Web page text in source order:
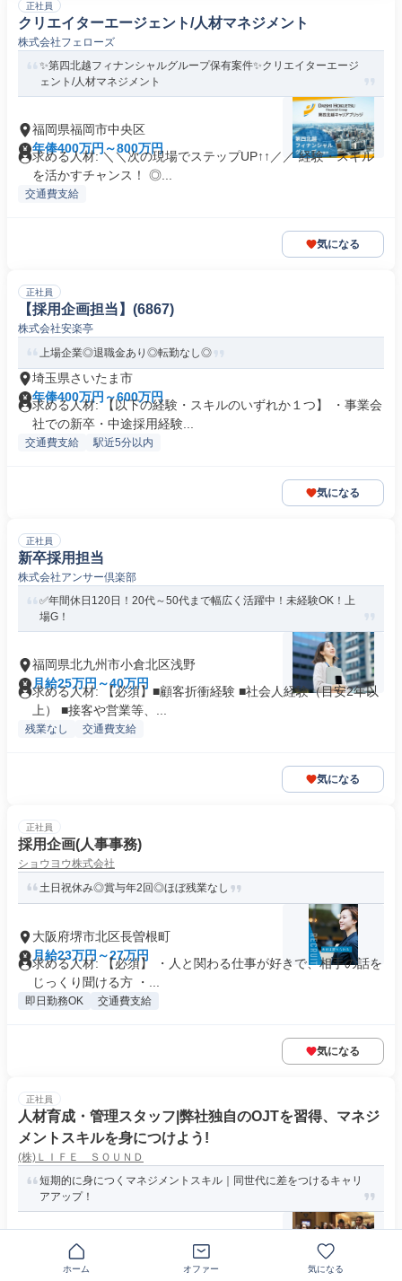
正社員
クリエイターエージェント/人材マネジメント
株式会社フェローズ
✨️第四北越フィナンシャルグループ保有案件✨️クリエイターエージ
ェント/人材マネジメント
福岡県福岡市中央区
年俸400万円～800万円
求める人材: ＼＼次の現場でステップUP↑↑／／ 経験・スキル
を活かすチャンス！ ◎...
交通費支給
気になる
正社員
【採用企画担当】(6867)
株式会社安楽亭
上場企業◎退職金あり◎転勤なし◎
埼玉県さいたま市
年俸400万円～600万円
求める人材: 【以下の経験・スキルのいずれか１つ】 ・事業会
社での新卒・中途採用経験...
交通費支給 駅近5分以内
気になる
正社員
新卒採用担当
株式会社アンサー倶楽部
✅年間休日120日！20代～50代まで幅広く活躍中！未経験OK！上
場G！
福岡県北九州市小倉北区浅野
月給25万円～40万円
求める人材: 【必須】■顧客折衝経験 ■社会人経験（目安2年以
上） ■接客や営業等、...
残業なし 交通費支給
気になる
正社員
採用企画(人事事務)
ショウヨウ株式会社
土日祝休み◎賞与年2回◎ほぼ残業なし
大阪府堺市北区長曽根町
月給23万円～27万円
求める人材: 【必須】 ・人と関わる仕事が好きで、相手の話を
じっくり聞ける方 ・...
即日勤務OK 交通費支給
気になる
正社員
人材育成・管理スタッフ|弊社独自のOJTを習得、マネジ
メントスキルを身につけよう!
(株)ＬＩＦＥ ＳＯＵＮＤ
短期的に身につくマネジメントスキル｜同世代に差をつけるキャリ
アアップ！
東京都港区港南
月給30万円～58万円
求める人材: 性別・年齢・学歴・資格不問、未経験の方も大歓
ホーム オファー 気になる